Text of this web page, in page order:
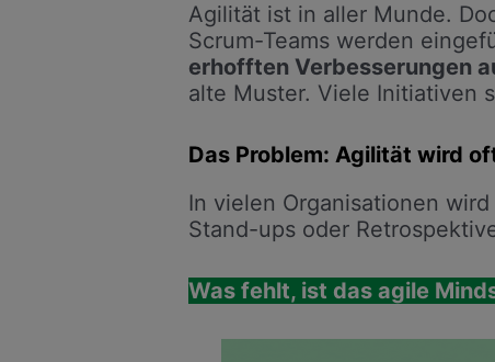
Agilität ist in aller Munde.
Scrum-Teams werden
erhofften Verbesserungen
alte Muster. Viele Initiativen
Das Problem: Agilität wird
In vielen Organisationen
Stand-ups oder
Was fehlt, ist das agile